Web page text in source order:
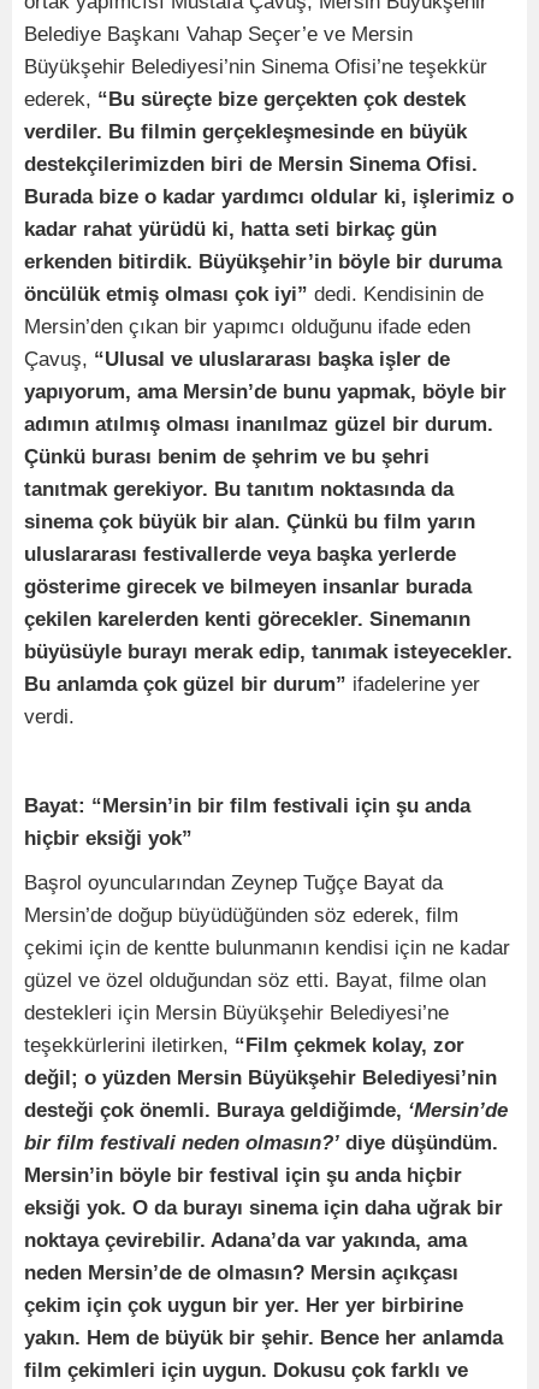
Belediye Başkanı Vahap Seçer’e ve Mersin
Büyükşehir Belediyesi’nin Sinema Ofisi’ne teşekkür
ederek, “Bu süreçte bize gerçekten çok destek
verdiler. Bu filmin gerçekleşmesinde en büyük
destekçilerimizden biri de Mersin Sinema Ofisi.
Burada bize o kadar yardımcı oldular ki, işlerimiz o
kadar rahat yürüdü ki, hatta seti birkaç gün
erkenden bitirdik. Büyükşehir’in böyle bir duruma
öncülük etmiş olması çok iyi” dedi. Kendisinin de
Mersin’den çıkan bir yapımcı olduğunu ifade eden
Çavuş, “Ulusal ve uluslararası başka işler de
yapıyorum, ama Mersin’de bunu yapmak, böyle bir
adımın atılmış olması inanılmaz güzel bir durum.
Çünkü burası benim de şehrim ve bu şehri
tanıtmak gerekiyor. Bu tanıtım noktasında da
sinema çok büyük bir alan. Çünkü bu film yarın
uluslararası festivallerde veya başka yerlerde
gösterime girecek ve bilmeyen insanlar burada
çekilen karelerden kenti görecekler. Sinemanın
büyüsüyle burayı merak edip, tanımak isteyecekler.
Bu anlamda çok güzel bir durum” ifadelerine yer
verdi.
Bayat: “Mersin’in bir film festivali için şu anda
hiçbir eksiği yok”
Başrol oyuncularından Zeynep Tuğçe Bayat da
Mersin’de doğup büyüdüğünden söz ederek, film
çekimi için de kentte bulunmanın kendisi için ne kadar
güzel ve özel olduğundan söz etti. Bayat, filme olan
destekleri için Mersin Büyükşehir Belediyesi’ne
teşekkürlerini iletirken, “Film çekmek kolay, zor
değil; o yüzden Mersin Büyükşehir Belediyesi’nin
desteği çok önemli. Buraya geldiğimde, ‘Mersin’de
bir film festivali neden olmasın?’ diye düşündüm.
Mersin’in böyle bir festival için şu anda hiçbir
eksiği yok. O da burayı sinema için daha uğrak bir
noktaya çevirebilir. Adana’da var yakında, ama
neden Mersin’de de olmasın? Mersin açıkçası
çekim için çok uygun bir yer. Her yer birbirine
yakın. Hem de büyük bir şehir. Bence her anlamda
film çekimleri için uygun. Dokusu çok farklı ve